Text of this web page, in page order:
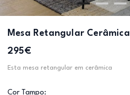
Mesa Retangular Cerâmica
295€
Esta mesa retangular em cerâmica
Cor Tampo: